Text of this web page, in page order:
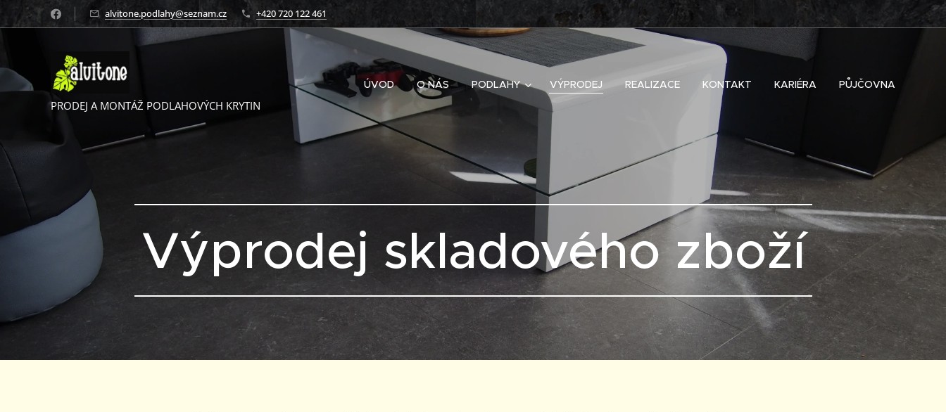
alvitone.podlahy@seznam.cz +420 720 122 461
PRODEJ A MONTÁŽ PODLAHOVÝCH KRYTIN
ÚVOD O NÁS PODLAHY VÝPRODEJ REALIZACE KONTAKT KARIÉRA PŮJČOVNA
Výprodej skladového zboží